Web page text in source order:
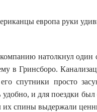
натолкнул один
в Гринсборо.
спутники просто
и для поездки
их спины выдержали